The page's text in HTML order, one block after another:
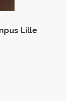
Lille